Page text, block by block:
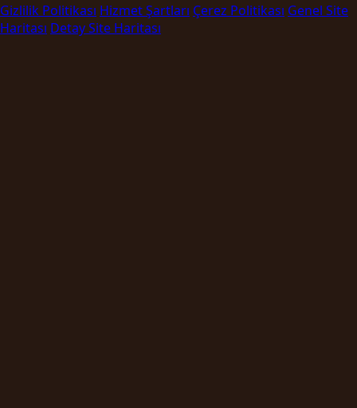
Gizlilik Politikası Hizmet Şartları Çerez Politikası Genel Site
Haritası Detay Site Haritası